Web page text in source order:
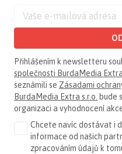
Přihlášením k newsletteru
společnosti BurdaMedia Extra
seznámili se Zásadami
BurdaMedia Extra s.r.o. bude
organizaci a vyhodnocení
Chcete navíc dostávat i
informace od našich
zpracováním údajů k